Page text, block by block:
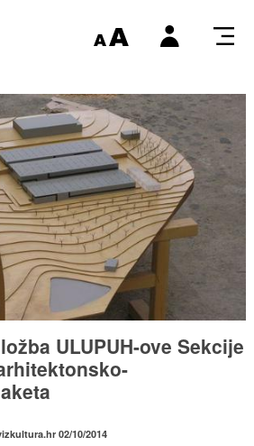
ULUPUH-ove Sekcije
02/10/2014